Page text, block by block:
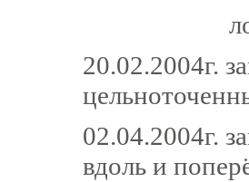
лопнул
20.02.2004г.
02.04.2004г.
вдоль и